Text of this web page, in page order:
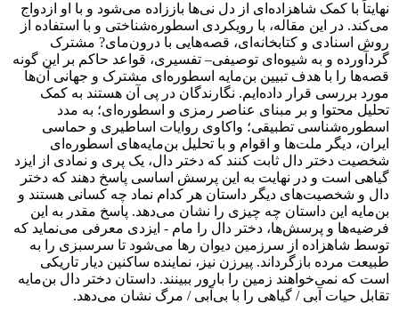
نهایتاً با کمک شاهزاده‌ای از دل نی‌ها باززاده می‌شود و با او ازدواج
می‌کند. در این مقاله، با رویکردی اسطوره‌شناختی و با استفاده از
روش اسنادی و کتابخانه‌ای، قصه‌هایی با درون‌مای? مشترک
گردآورده و به شیوه‌ای توصیفی– تفسیری، قواعد حاکم بر این گونه
قصه‌ها را با هدف تبیین بن‌مایه اسطوره‌ای مشترک و جهانی آن‌ها
مورد بررسی قرار داده‌ایم. نگارندگان در پی آن هستند به کمک
تحلیل محتوا و بر مبنای عناصر رمزی و اسطوره‌ای؛ به مدد
اسطوره‌شناسی تطبیقی؛ واکاوی روایات اساطیری و حماسی
ایران، دیگر ملت‌ها و اقوام و با تحلیل بن‌مایه‌های اسطوره‌ای
شخصیت دختر دال ثابت کنند که دختر دال، یک پری و نمادی از ایزد
گیاهی است و در نهایت به این پرسش اساسی پاسخ دهند که دختر
دال و شخصیت‌های دیگر داستان هر کدام نماد چه کسانی هستند و
بن‌مایه این داستان چه چیزی را نشان می‌دهد. پاسخ مقدر به این
فرضیه‌ها و پرسش‌ها، دختر دال را مام - ایزدی معرفی می‌نماید که
توسط شاهزاده از سرزمین دیوان رها می‌شود تا سرسبزی را به
طبیعت مرده بازگرداند. پیرزن نیز، نماینده ساکنین دیار تاریکی
است که نمی‌خواهند زمین را بارور ببینند. داستان دختر دال بن‌مایه
تقابل حیات آبی / گیاهی را با بی‌آبی / مرگ نشان می‌دهد.